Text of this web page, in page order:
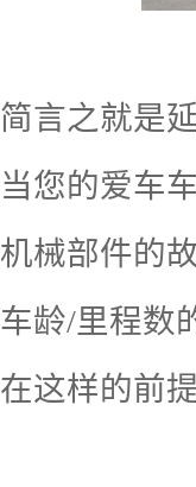
简言之就是
当您的爱车
机械部件的
车龄/里程数
在这样的前